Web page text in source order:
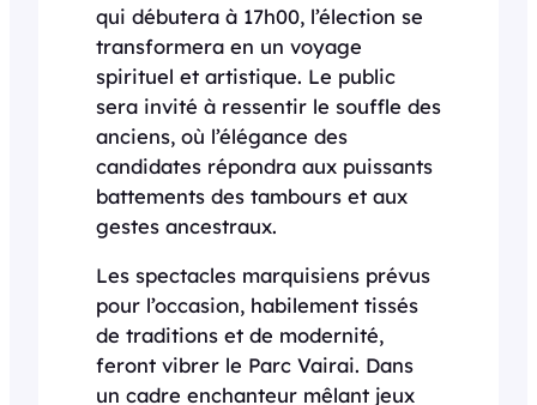
qui débutera à 17h00, l’élection se
transformera en un voyage
spirituel et artistique. Le public
sera invité à ressentir le souffle des
anciens, où l’élégance des
candidates répondra aux puissants
battements des tambours et aux
gestes ancestraux.
Les spectacles marquisiens prévus
pour l’occasion, habilement tissés
de traditions et de modernité,
feront vibrer le Parc Vairai. Dans
un cadre enchanteur mêlant jeux